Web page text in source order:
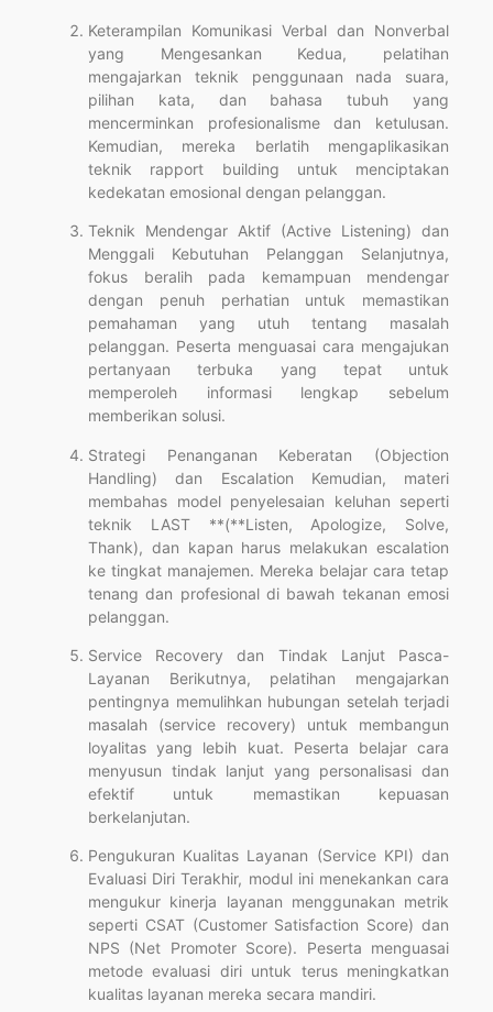
Keterampilan Komunikasi Verbal dan Nonverbal
yang Mengesankan Kedua, pelatihan
mengajarkan teknik penggunaan nada suara,
pilihan kata, dan bahasa tubuh yang
mencerminkan profesionalisme dan ketulusan.
Kemudian, mereka berlatih mengaplikasikan
teknik rapport building untuk menciptakan
kedekatan emosional dengan pelanggan.
Teknik Mendengar Aktif (Active Listening) dan
Menggali Kebutuhan Pelanggan Selanjutnya,
fokus beralih pada kemampuan mendengar
dengan penuh perhatian untuk memastikan
pemahaman yang utuh tentang masalah
pelanggan. Peserta menguasai cara mengajukan
pertanyaan terbuka yang tepat untuk
memperoleh informasi lengkap sebelum
memberikan solusi.
Strategi Penanganan Keberatan (Objection
Handling) dan Escalation Kemudian, materi
membahas model penyelesaian keluhan seperti
teknik LAST **(**Listen, Apologize, Solve,
Thank), dan kapan harus melakukan escalation
ke tingkat manajemen. Mereka belajar cara tetap
tenang dan profesional di bawah tekanan emosi
pelanggan.
Service Recovery dan Tindak Lanjut Pasca-
Layanan Berikutnya, pelatihan mengajarkan
pentingnya memulihkan hubungan setelah terjadi
masalah (service recovery) untuk membangun
loyalitas yang lebih kuat. Peserta belajar cara
menyusun tindak lanjut yang personalisasi dan
efektif untuk memastikan kepuasan
berkelanjutan.
Pengukuran Kualitas Layanan (Service KPI) dan
Evaluasi Diri Terakhir, modul ini menekankan cara
mengukur kinerja layanan menggunakan metrik
seperti CSAT (Customer Satisfaction Score) dan
NPS (Net Promoter Score). Peserta menguasai
metode evaluasi diri untuk terus meningkatkan
kualitas layanan mereka secara mandiri.